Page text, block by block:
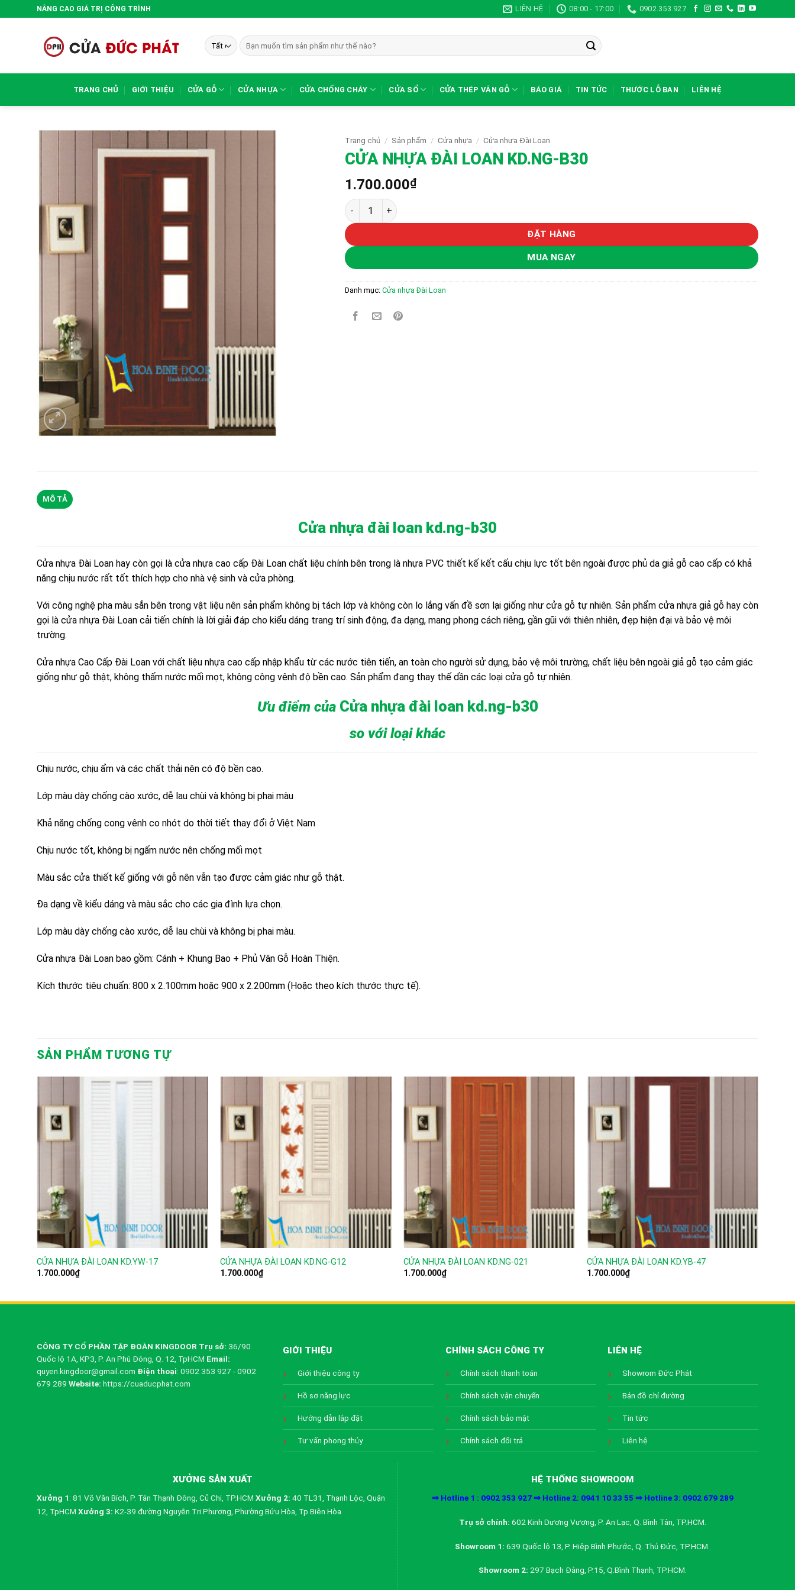
qua
NÂNG CAO GIÁ TRỊ CÔNG TRÌNH LIÊN HỆ 08:00 - 17:00 0902.353.927
Tìm
kiếm:
TRANG CHỦ GIỚI THIỆU CỬA GỖ CỬA NHỰA CỬA CHỐNG CHÁY CỬA SỔ CỬA THÉP VÂN GỖ BÁO GIÁ TIN TỨC THƯỚC LỖ BAN LIÊN HỆ
Trang chủ / Sản phẩm / Cửa nhựa / Cửa nhựa Đài Loan
CỬA NHỰA ĐÀI LOAN KD.NG-B30
1.700.000₫
CỬA NHỰA ĐÀI LOAN KD.NG-B30 số lượng
ĐẶT HÀNG
MUA NGAY
Danh mục: Cửa nhựa Đài Loan
MÔ TẢ
Cửa nhựa đài loan kd.ng-b30
Cửa nhựa Đài Loan hay còn gọi là cửa nhựa cao cấp Đài Loan chất liệu chính bên trong là nhựa PVC thiết kế kết cấu chịu lực tốt bên ngoài được phủ da giả gỗ cao cấp có khả
năng chịu nước rất tốt thích hợp cho nhà vệ sinh và cửa phòng.
Với công nghệ pha màu sẳn bên trong vật liệu nên sản phẩm không bị tách lớp và không còn lo lắng vấn đề sơn lại giống như cửa gỗ tự nhiên. Sản phẩm cửa nhựa giả gỗ hay còn
gọi là cửa nhựa Đài Loan cải tiến chính là lời giải đáp cho kiểu dáng trang trí sinh động, đa dạng, mang phong cách riêng, gần gũi với thiên nhiên, đẹp hiện đại và bảo vệ môi
trường.
Cửa nhựa Cao Cấp Đài Loan với chất liệu nhựa cao cấp nhập khẩu từ các nước tiên tiến, an toàn cho người sử dụng, bảo vệ môi trường, chất liệu bên ngoài giả gỗ tạo cảm giác
giống như gỗ thật, không thấm nước mối mọt, không công vênh độ bền cao. Sản phẩm đang thay thế dần các loại cửa gỗ tự nhiên.
Ưu điểm của Cửa nhựa đài loankd.ng-b30
so với loại khác
Chịu nước, chịu ẩm và các chất thải nên có độ bền cao.
Lớp màu dày chống cào xước, dễ lau chùi và không bị phai màu
Khả năng chống cong vênh co nhót do thời tiết thay đổi ở Việt Nam
Chịu nước tốt, không bị ngấm nước nên chống mối mọt
Màu sắc cửa thiết kế giống với gỗ nên vẫn tạo được cảm giác như gỗ thật.
Đa dạng về kiểu dáng và màu sắc cho các gia đình lựa chọn.
Lớp màu dày chống cào xước, dễ lau chùi và không bị phai màu.
Cửa nhựa Đài Loan bao gồm: Cánh + Khung Bao + Phủ Vân Gỗ Hoàn Thiện.
Kích thước tiêu chuẩn: 800 x 2.100mm hoặc 900 x 2.200mm (Hoặc theo kích thước thực tế).
SẢN PHẨM TƯƠNG TỰ
CỬA NHỰA ĐÀI LOAN KD.YW-17
1.700.000₫
CỬA NHỰA ĐÀI LOAN KD.NG-G12
1.700.000₫
CỬA NHỰA ĐÀI LOAN KD.NG-021
1.700.000₫
CỬA NHỰA ĐÀI LOAN KD.YB-47
1.700.000₫
CÔNG TY CỔ PHẦN TẬP ĐOÀN KINGDOOR Trụ sở: 36/90
Quốc lộ 1A, KP3, P. An Phú Đông, Q. 12, TpHCM Email:
quyen.kingdoor@gmail.com Điện thoại: 0902 353 927 - 0902
679 289 Website: https://cuaducphat.com
GIỚI THIỆU
Giới thiệu công ty
Hồ sơ năng lực
Hướng dẫn lắp đặt
Tư vấn phong thủy
CHÍNH SÁCH CÔNG TY
Chính sách thanh toán
Chính sách vận chuyển
Chính sách bảo mật
Chính sách đổi trả
LIÊN HỆ
Showrom Đức Phát
Bản đồ chỉ đường
Tin tức
Liên hệ
XƯỞNG SẢN XUẤT
Xưởng 1: 81 Võ Văn Bích, P. Tân Thạnh Đông, Củ Chi, TP.HCM Xưởng 2: 40 TL31, Thạnh Lộc, Quận
12, TpHCM Xưởng 3: K2-39 đường Nguyễn Tri Phương, Phường Bửu Hòa, Tp Biên Hòa
HỆ THỐNG SHOWROOM
⇒ Hotline 1 : 0902 353 927 ⇒ Hotline 2: 0941 10 33 55 ⇒ Hotline 3: 0902 679 289
Trụ sở chính: 602 Kinh Dương Vương, P. An Lạc, Q. Bình Tân, TP.HCM.
Showroom 1: 639 Quốc lộ 13, P. Hiệp Bình Phước, Q. Thủ Đức, TP.HCM.
Showroom 2: 297 Bạch Đằng, P.15, Q.Bình Thạnh, TP.HCM.